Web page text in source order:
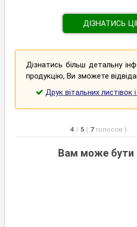
ДІЗНАТИСЬ
Дізнатись більш детальну
продукцію, Ви зможете
Друк вітальних листівок
4 / 5 ( 7 голосов )
Вам може бути